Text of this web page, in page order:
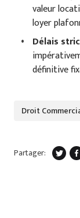
valeur
loyer
Délais
définitive
Droit
Partager: